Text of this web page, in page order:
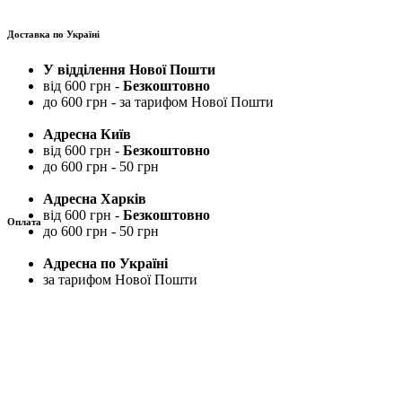
Доставка по Україні
У відділення Нової Пошти
від 600 грн - Безкоштовно
до 600 грн - за тарифом Нової Пошти
Адресна Київ
від 600 грн - Безкоштовно
до 600 грн - 50 грн
Адресна Харків
від 600 грн - Безкоштовно
до 600 грн - 50 грн
Адресна по Україні
за тарифом Нової Пошти
Оплата